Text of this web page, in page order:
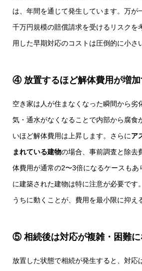
は、年間を通じて発生しています。万が
千万円規模の賠償請求を受けるリスクを
用した早期対応のコストは圧倒的に小さ
④ 放置するほど解体費用が増加
空き家は人が住まなくなった瞬間から劣
気・通水がなくなることで内部から腐食
いほど解体費用は上昇します。さらにア
まれている建物の場合、事前調査と除去
体費用が通常の2〜3倍になるケースもあ
に建築された建物は特に注意が必要です
うちに動くことが、費用を最小限に抑え
⑤ 相続後は対応が複雑・困難に
放置した状態で相続が発生すると、対応